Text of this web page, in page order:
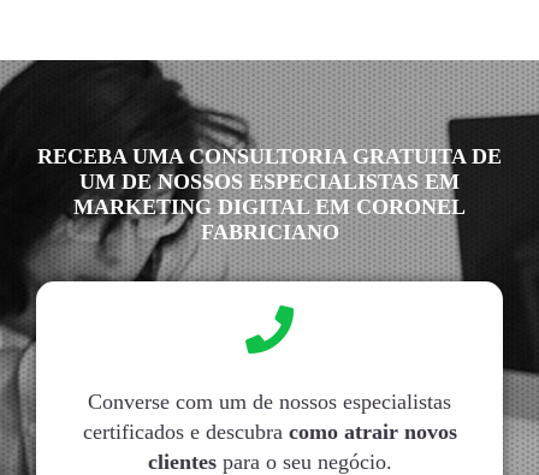
RECEBA UMA CONSULTORIA GRATUITA DE
UM DE NOSSOS ESPECIALISTAS EM
MARKETING DIGITAL EM CORONEL
FABRICIANO
Converse com um de nossos especialistas
certificados e descubra como atrair novos
clientespara o seu negócio.